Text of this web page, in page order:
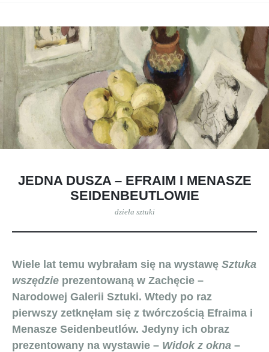
JEDNA DUSZA – EFRAIM I MENASZE
SEIDENBEUTLOWIE
dzieła sztuki
Wiele lat temu wybrałam się na wystawę Sztuka
wszędzie prezentowaną w Zachęcie –
Narodowej Galerii Sztuki. Wtedy po raz
pierwszy zetknęłam się z twórczością Efraima i
Menasze Seidenbeutlów. Jedyny ich obraz
prezentowany na wystawie – Widok z okna –